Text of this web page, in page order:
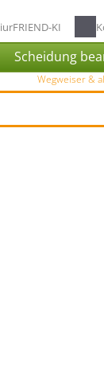
iurFRIEND-KI
Scheidung
Wegweiser &